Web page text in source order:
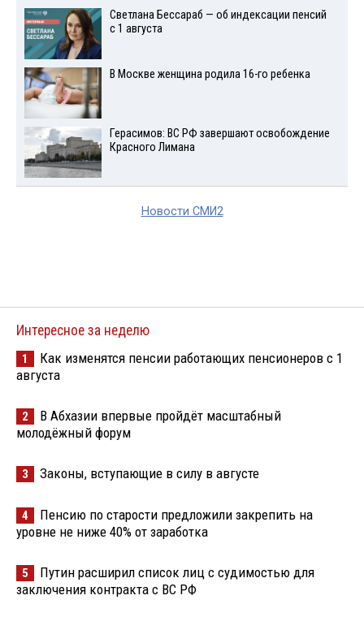
Светлана Бессараб — об индексации пенсий
с 1 августа
В Москве женщина родила 16-го ребенка
Герасимов: ВС РФ завершают освобождение
Красного Лимана
Новости СМИ2
Интересное за неделю
1
Как изменятся пенсии работающих пенсионеров с 1
августа
2
В Абхазии впервые пройдёт масштабный
молодёжный форум
3 Законы, вступающие в силу в августе
4
Пенсию по старости предложили закрепить на
уровне не ниже 40% от заработка
5
Путин расширил список лиц с судимостью для
заключения контракта с ВС РФ